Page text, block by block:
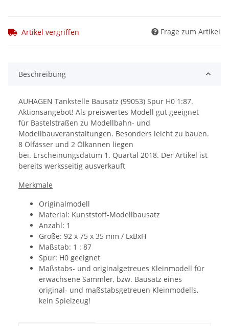
Artikel vergriffen Frage zum Artikel
Beschreibung
AUHAGEN Tankstelle Bausatz (99053) Spur H0 1:87.
Aktionsangebot! Als preiswertes Modell gut geeignet
für Bastelstraßen zu Modellbahn- und
Modellbauveranstaltungen. Besonders leicht zu bauen.
8 Ölfässer und 2 Ölkannen liegen
bei. Erscheinungsdatum 1. Quartal 2018. Der Artikel ist
bereits werksseitig ausverkauft
Merkmale
Originalmodell
Material: Kunststoff-Modellbausatz
Anzahl: 1
Größe: 92 x 75 x 35 mm / LxBxH
Maßstab: 1 : 87
Spur: H0 geeignet
Maßstabs- und originalgetreues Kleinmodell für
erwachsene Sammler, bzw. Bausatz eines
original- und maßstabsgetreuen Kleinmodells,
kein Spielzeug!